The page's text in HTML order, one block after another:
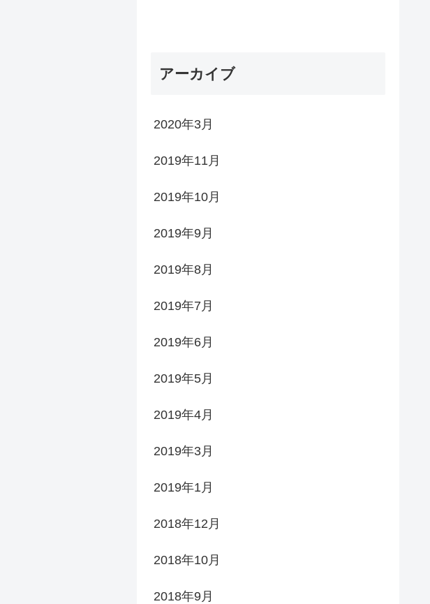
アーカイブ
2020年3月
2019年11月
2019年10月
2019年9月
2019年8月
2019年7月
2019年6月
2019年5月
2019年4月
2019年3月
2019年1月
2018年12月
2018年10月
2018年9月